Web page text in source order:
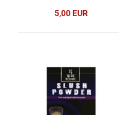
5,00 EUR